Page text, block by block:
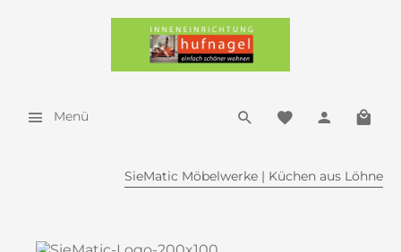
Menü
SieMatic Möbelwerke | Küchen aus Löhne